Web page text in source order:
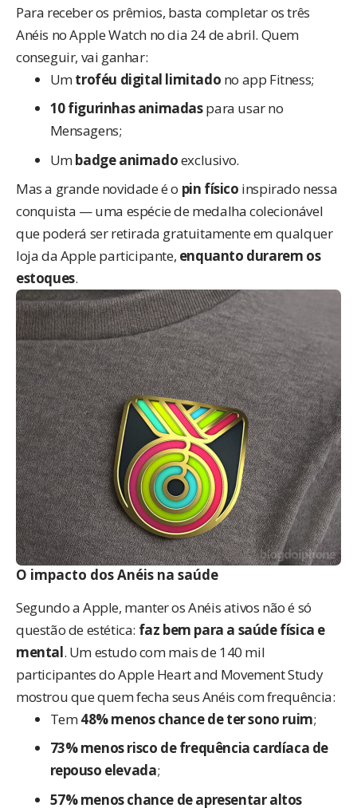
Para receber os prêmios, basta completar os três
Anéis no Apple Watch no dia 24 de abril. Quem
conseguir, vai ganhar:
Umtroféu digital limitado no app Fitness;
10 figurinhas animadaspara usar no
Mensagens;
Umbadge animadoexclusivo.
Mas a grande novidade é o pin físico inspirado nessa
conquista — uma espécie de medalha colecionável
que poderá ser retirada gratuitamente em qualquer
loja da Apple participante, enquanto durarem os
estoques.
O impacto dos Anéis na saúde
Segundo a Apple, manter os Anéis ativos não é só
questão de estética: faz bem para a saúde física e
mental. Um estudo com mais de 140 mil
participantes do Apple Heart and Movement Study
mostrou que quem fecha seus Anéis com frequência:
Tem48% menos chance de ter sono ruim;
73% menos risco de frequência cardíaca de
repouso elevada;
57% menos chance de apresentar altos